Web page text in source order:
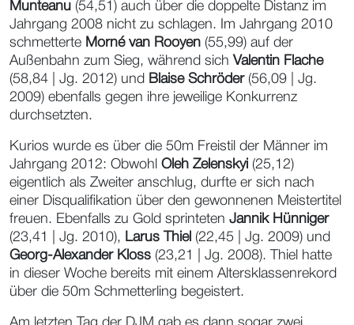
Munteanu (54,51) auch über die doppelte Distanz im
Jahrgang 2008 nicht zu schlagen. Im Jahrgang 2010
schmetterte Morné van Rooyen (55,99) auf der
Außenbahn zum Sieg, während sich Valentin Flache
(58,84 | Jg. 2012) und Blaise Schröder(56,09 | Jg.
2009) ebenfalls gegen ihre jeweilige Konkurrenz
durchsetzten.
Kurios wurde es über die 50m Freistil der Männer im
Jahrgang 2012: Obwohl Oleh Zelenskyi (25,12)
eigentlich als Zweiter anschlug, durfte er sich nach
einer Disqualifikation über den gewonnenen Meistertitel
freuen. Ebenfalls zu Gold sprinteten Jannik Hünniger
(23,41 | Jg. 2010), Larus Thiel (22,45 | Jg. 2009) und
Georg-Alexander Kloss (23,21 | Jg. 2008). Thiel hatte
in dieser Woche bereits mit einem Altersklassenrekord
über die 50m Schmetterling begeistert.